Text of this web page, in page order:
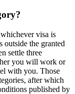
visa is
outside the granted
settle three
you will work or
with you. Those
after which
published by